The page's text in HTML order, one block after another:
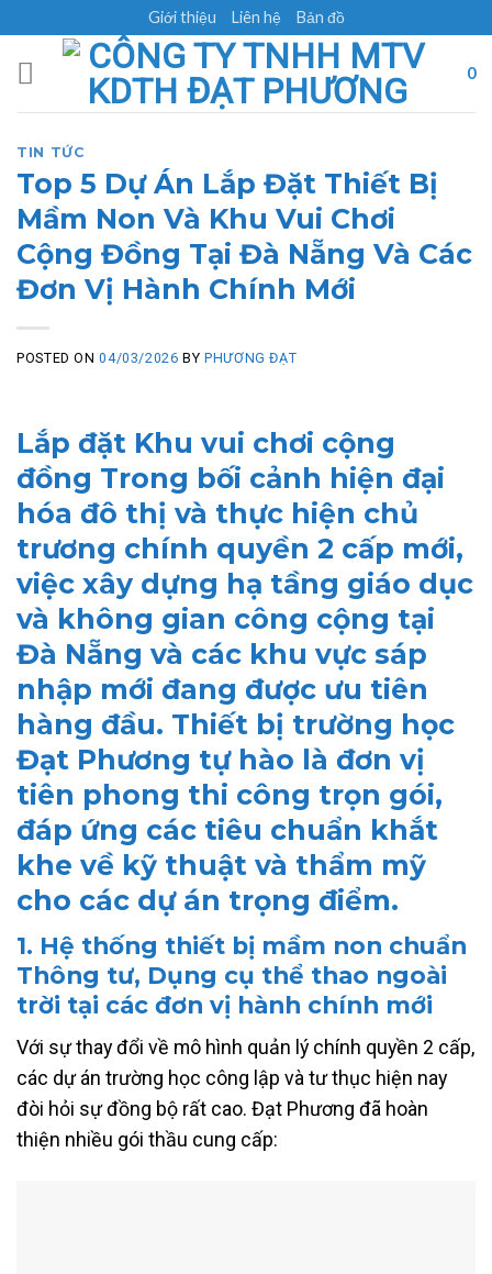
Giới thiệu Liên hệ Bản đồ
0
TIN TỨC
Top 5 Dự Án Lắp Đặt Thiết Bị
Mầm Non Và Khu Vui Chơi
Cộng Đồng Tại Đà Nẵng Và Các
Đơn Vị Hành Chính Mới
POSTED ON04/03/2026 BYPHƯƠNG ĐẠT
Lắp đặt Khu vui chơi cộng
đồng Trong bối cảnh hiện đại
hóa đô thị và thực hiện chủ
trương chính quyền 2 cấp mới,
việc xây dựng hạ tầng giáo dục
và không gian công cộng tại
Đà Nẵng và các khu vực sáp
nhập mới đang được ưu tiên
hàng đầu. Thiết bị trường học
Đạt Phương tự hào là đơn vị
tiên phong thi công trọn gói,
đáp ứng các tiêu chuẩn khắt
khe về kỹ thuật và thẩm mỹ
cho các dự án trọng điểm.
1. Hệ thống thiết bị mầm non chuẩn
Thông tư, Dụng cụ thể thao ngoài
trời tại các đơn vị hành chính mới
Với sự thay đổi về mô hình quản lý chính quyền 2 cấp,
các dự án trường học công lập và tư thục hiện nay
đòi hỏi sự đồng bộ rất cao. Đạt Phương đã hoàn
thiện nhiều gói thầu cung cấp: